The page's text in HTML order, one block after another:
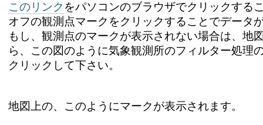
ゲ
ー
シ
ン
このリンク をパソコンのブラウザでクリックする
オフの観測点マークをクリックすることでデータ
もし、観測点のマークが表示されない場合は、地
ら、この図のように気象観測所のフィルター処理
クリックして下さい。
地図上の、このようにマークが表示されます。